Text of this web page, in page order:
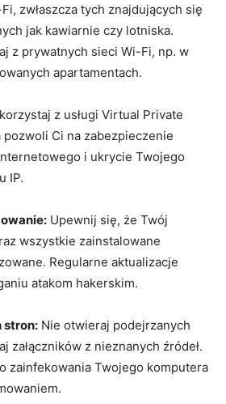
zwłaszcza tych znajdujących się
jak kawiarnie czy lotniska.
z prywatnych sieci Wi-Fi, np. w
apartamentach.
z usługi Virtual Private
pozwoli Ci na zabezpieczenie
i ukrycie Twojego
IP.
Upewnij się, że Twój
wszystkie zainstalowane
Regularne aktualizacje
atakom hakerskim.
stron: Nie otwieraj podejrzanych
załączników z nieznanych źródeł.
zainfekowania Twojego komputera